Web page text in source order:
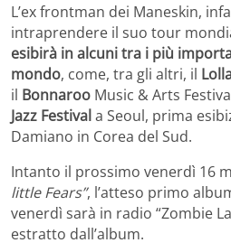
L’ex frontman dei Maneskin,
intraprendere il suo tour
esibirà in alcuni tra i più
mondo, come, tra gli altri, il
il Bonnaroo Music & Arts
Jazz Festival a Seoul, prima
Damiano in Corea del Sud.
Intanto il prossimo venerdì 16
little Fears”, l’atteso primo
venerdì sarà in radio “Zombie
estratto dall’album.